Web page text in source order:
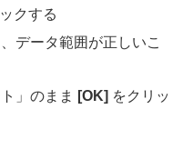
クする
データ範囲が正しいこ
」のまま
[OK] をクリッ